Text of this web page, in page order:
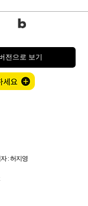
전으로 보기
: 허지영